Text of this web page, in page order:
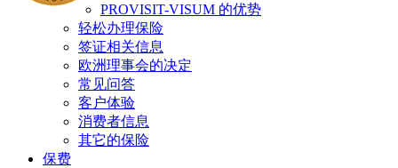
PROVISIT-VISUM 的优势
轻松办理保险
签证相关信息
欧洲理事会的决定
常见问答
客户体验
消费者信息
其它的保险
保费